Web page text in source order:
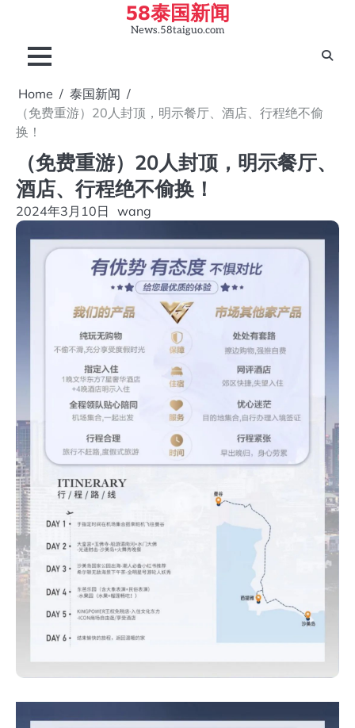
content
58泰国新闻
News.58taiguo.com
Home
泰国新闻
（免费重游）20人封顶，明示餐厅、酒店、行程绝不偷
换！
（免费重游）20人封顶，明示餐厅、
酒店、行程绝不偷换！
2024年3月10日 wang